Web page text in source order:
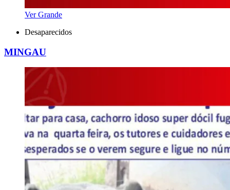
Ver Grande
Desaparecidos
MINGAU